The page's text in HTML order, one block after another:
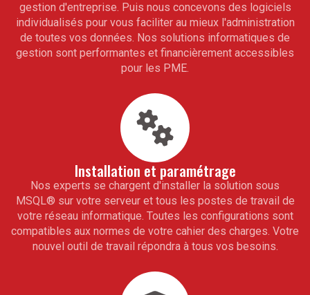
gestion d'entreprise. Puis nous concevons des logiciels
individualisés pour vous faciliter au mieux l'administration
de toutes vos données. Nos solutions informatiques de
gestion sont performantes et financièrement accessibles
pour les PME.
Installation et paramétrage
Nos experts se chargent d'installer la solution sous
MSQL® sur votre serveur et tous les postes de travail de
votre réseau informatique. Toutes les configurations sont
compatibles aux normes de votre cahier des charges. Votre
nouvel outil de travail répondra à tous vos besoins.